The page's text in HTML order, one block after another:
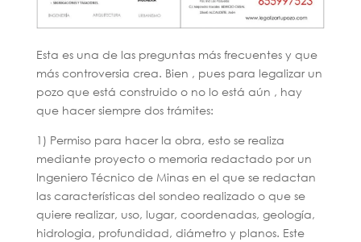
Esta es una de las preguntas más frecuentes y que
más controversia crea. Bien , pues para legalizar un
pozo que está construido o no lo está aún , hay
que hacer siempre dos trámites:
1) Permiso para hacer la obra, esto se realiza
mediante proyecto o memoria redactado por un
Ingeniero Técnico de Minas en el que se redactan
las características del sondeo realizado o que se
quiere realizar, uso, lugar, coordenadas, geología,
hidrologia, profundidad, diámetro y planos. Este